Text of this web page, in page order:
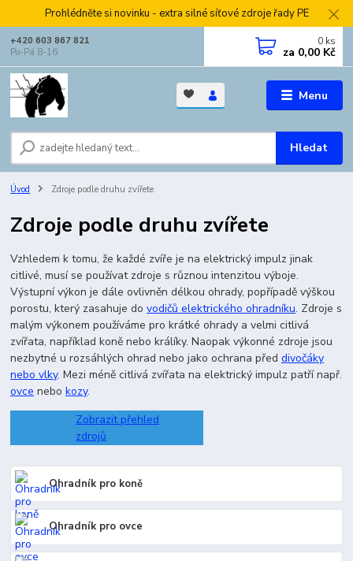
Prohlédněte si novinku - extra silné síťové zdroje řady PE
Menu
Hledat
+420 603 867 821
Po-Pá 8-16
0 ks
za 0,00 Kč
Úvod Zdroje podle druhu zvířete
Zdroje podle druhu zvířete
Vzhledem k tomu, že každé zvíře je na elektrický impulz jinak
citlivé, musí se používat zdroje s různou intenzitou výboje.
Výstupní výkon je dále ovlivněn délkou ohrady, popřípadě výškou
porostu, který zasahuje dovodičů elektrického ohradníku. Zdroje s
malým výkonem používáme pro krátké ohrady a velmi citlivá
zvířata, například koně nebo králíky. Naopak výkonné zdroje jsou
nezbytné u rozsáhlých ohrad nebo jako ochrana předdivočáky
nebo vlky. Mezi méně citlivá zvířata na elektrický impulz patří např.
ovce nebokozy.
Zobrazit přehled
zdrojů
Ohradník pro koně
Ohradník pro ovce